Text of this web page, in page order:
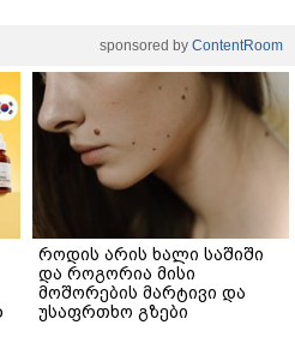
sponsored by ContentRoom
როდის არის ხალი საშიში
და როგორია მისი
მოშორების მარტივი და
უსაფრთხო გზები